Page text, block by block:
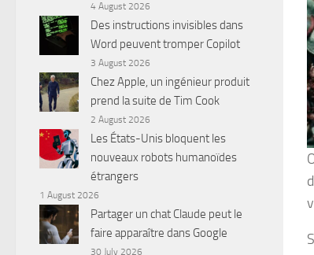
4 August 2026
Des instructions invisibles dans
Word peuvent tromper Copilot
3 August 2026
Chez Apple, un ingénieur produit
prend la suite de Tim Cook
2 August 2026
Les États-Unis bloquent les
nouveaux robots humanoïdes
étrangers
1 August 2026
Partager un chat Claude peut le
faire apparaître dans Google
30 July 2026